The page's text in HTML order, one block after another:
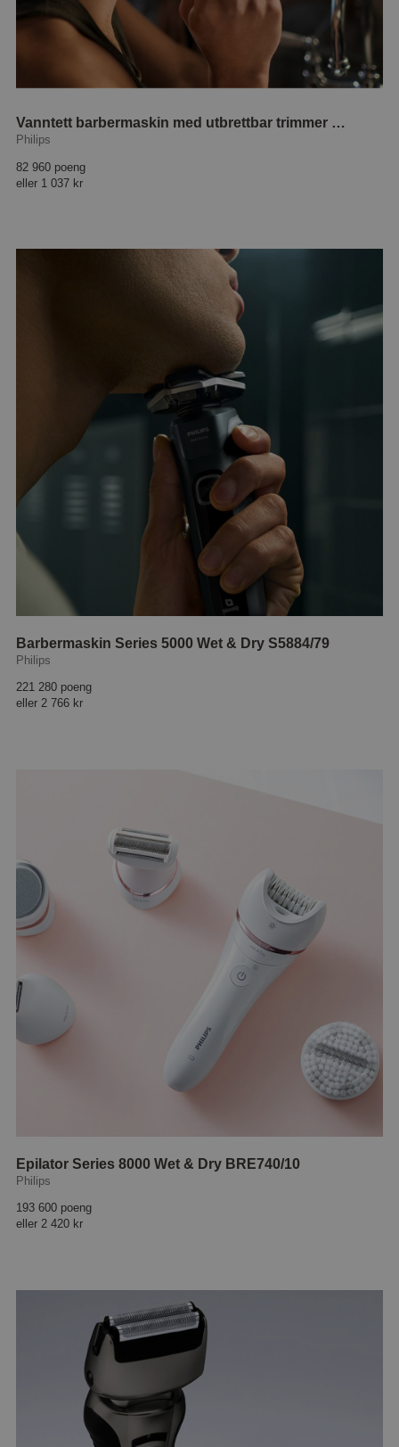
Vanntett barbermaskin med utbrettbar trimmer X3052/00
Philips
82 960 poeng
eller 1 037 kr
Barbermaskin Series 5000 Wet & Dry S5884/79
Philips
221 280 poeng
eller 2 766 kr
Epilator Series 8000 Wet & Dry BRE740/10
Philips
193 600 poeng
eller 2 420 kr